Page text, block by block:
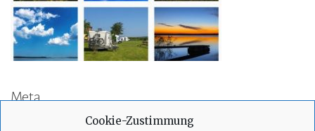
Cookie-Zustimmung
Meta